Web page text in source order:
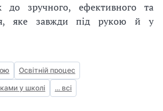
зручного, ефективного та
яке завжди під рукою й у
Освітній процес
у школі
... всі